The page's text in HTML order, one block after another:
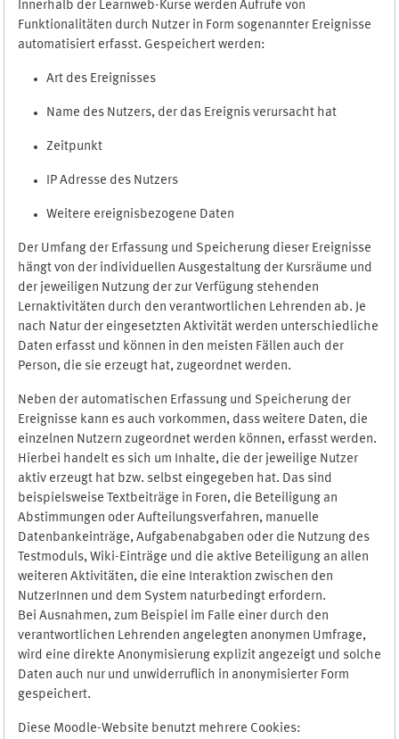
Innerhalb der Learnweb-Kurse werden Aufrufe von
Funktionalitäten durch Nutzer in Form sogenannter Ereignisse
automatisiert erfasst. Gespeichert werden:
Art des Ereignisses
Name des Nutzers, der das Ereignis verursacht hat
Zeitpunkt
IP Adresse des Nutzers
Weitere ereignisbezogene Daten
Der Umfang der Erfassung und Speicherung dieser Ereignisse
hängt von der individuellen Ausgestaltung der Kursräume und
der jeweiligen Nutzung der zur Verfügung stehenden
Lernaktivitäten durch den verantwortlichen Lehrenden ab. Je
nach Natur der eingesetzten Aktivität werden unterschiedliche
Daten erfasst und können in den meisten Fällen auch der
Person, die sie erzeugt hat, zugeordnet werden.
Neben der automatischen Erfassung und Speicherung der
Ereignisse kann es auch vorkommen, dass weitere Daten, die
einzelnen Nutzern zugeordnet werden können, erfasst werden.
Hierbei handelt es sich um Inhalte, die der jeweilige Nutzer
aktiv erzeugt hat bzw. selbst eingegeben hat. Das sind
beispielsweise Textbeiträge in Foren, die Beteiligung an
Abstimmungen oder Aufteilungsverfahren, manuelle
Datenbankeinträge, Aufgabenabgaben oder die Nutzung des
Testmoduls, Wiki-Einträge und die aktive Beteiligung an allen
weiteren Aktivitäten, die eine Interaktion zwischen den
NutzerInnen und dem System naturbedingt erfordern.
Bei Ausnahmen, zum Beispiel im Falle einer durch den
verantwortlichen Lehrenden angelegten anonymen Umfrage,
wird eine direkte Anonymisierung explizit angezeigt und solche
Daten auch nur und unwiderruflich in anonymisierter Form
gespeichert.
Diese Moodle-Website benutzt mehrere Cookies: